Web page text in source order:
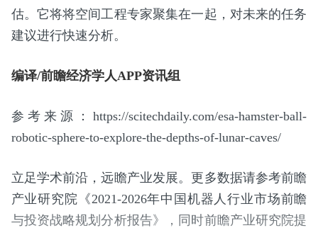
估。它将将空间工程专家聚集在一起，对未来的任务
建议进行快速分析。
编译/前瞻经济学人APP资讯组
参考来源：https://scitechdaily.com/esa-hamster-ball-
robotic-sphere-to-explore-the-depths-of-lunar-caves/
立足学术前沿，远瞻产业发展。更多数据请参考前瞻
产业研究院《2021-2026年中国机器人行业市场前瞻
与投资战略规划分析报告》，同时前瞻产业研究院提